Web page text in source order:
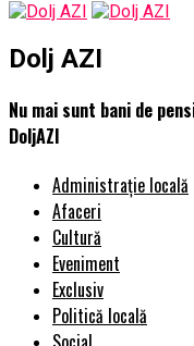
Dolj AZI
Nu mai sunt bani de
DoljAZI
Administrație locală
Afaceri
Cultură
Eveniment
Exclusiv
Politică locală